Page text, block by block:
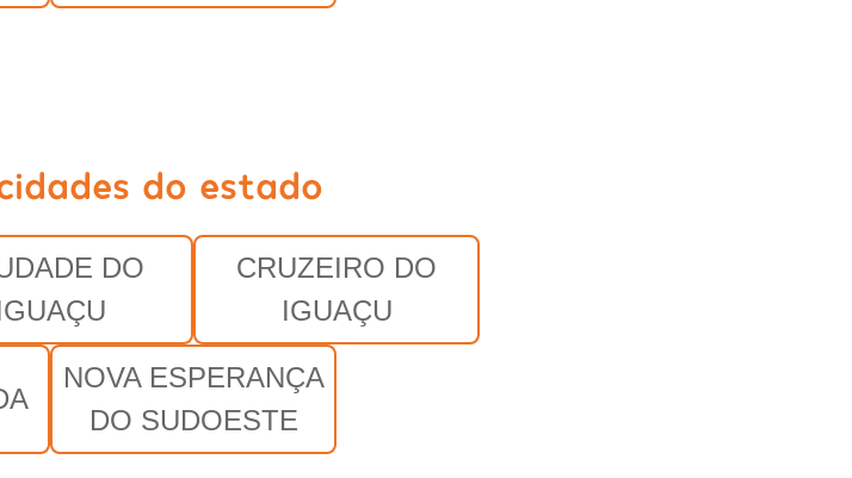
do estado
DO
CRUZEIRO DO
IGUAÇU
NOVA ESPERANÇA
DO SUDOESTE